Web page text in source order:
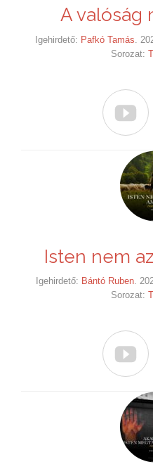
A valóság
Igehirdető: Pafkó Tamás .
Sorozat:

Isten nem
Igehirdető: Bántó Ruben .
Sorozat:
